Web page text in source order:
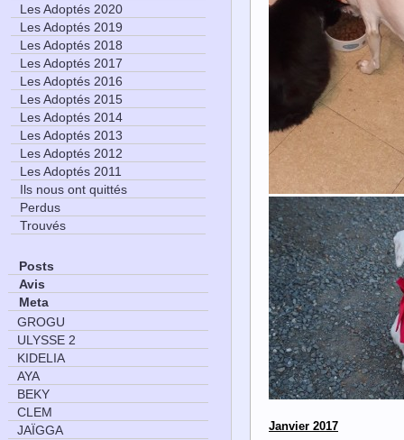
Janvier 2017
Les Adoptés 2020
Les Adoptés 2019
Les Adoptés 2018
Les Adoptés 2017
Les Adoptés 2016
Les Adoptés 2015
Les Adoptés 2014
Les Adoptés 2013
Les Adoptés 2012
Les Adoptés 2011
Ils nous ont quittés
Perdus
Trouvés
Posts
Avis
Meta
GROGU
ULYSSE 2
KIDELIA
AYA
BEKY
CLEM
JAÏGGA